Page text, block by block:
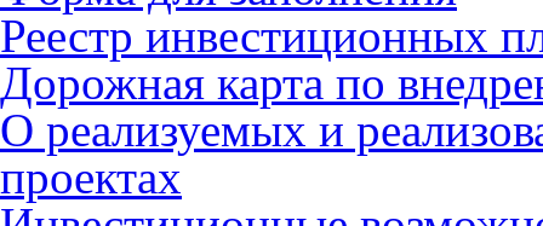
Реестр инвестиционных
Дорожная карта по
О реализуемых и
проектах